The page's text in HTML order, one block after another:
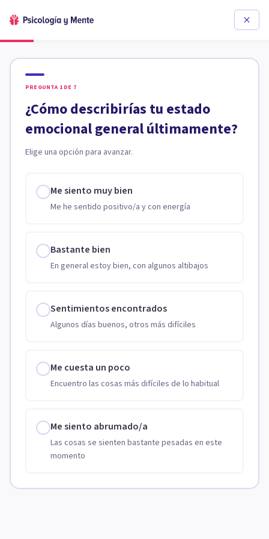
PREGUNTA 1 DE 7
¿Cómo describirías tu estado
emocional general últimamente?
Elige una opción para avanzar.
Me siento muy bien
Me he sentido positivo/a y con energía
Bastante bien
En general estoy bien, con algunos altibajos
Sentimientos encontrados
Algunos días buenos, otros más difíciles
Me cuesta un poco
Encuentro las cosas más difíciles de lo habitual
Me siento abrumado/a
Las cosas se sienten bastante pesadas en este
momento